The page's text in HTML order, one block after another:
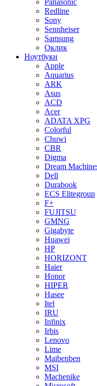
Panasonic
Redline
Sony
Sennheiser
Samsung
Оклик
Ноутбуки
Apple
Aquarius
ARK
Asus
ACD
Acer
ADATA XPG
Colorful
Chuwi
CBR
Digma
Dream
Dell
Durabook
ECS Elitegroup
F+
FUJITSU
GMNG
Gigabyte
Huawei
HP
HORIZONT
Haier
Honor
HIPER
Hasee
Itel
IRU
Infinix
Irbis
Lenovo
Lime
Maibenben
MSI
Machenike